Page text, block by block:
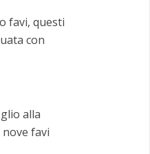
favi, questi
con
alla
favi